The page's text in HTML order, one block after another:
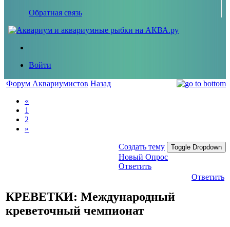
Обратная связь
Войти
Форум Аквариумистов Назад
«
1
2
»
Создать тему Toggle Dropdown
Новый Опрос
Ответить
Ответить
КРЕВЕТКИ: Международный
креветочный чемпионат